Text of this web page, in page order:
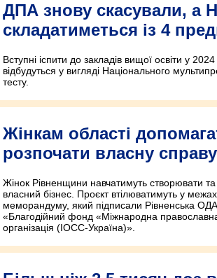
ДПА знову скасували, а
складатиметься із 4
Вступні іспити до закладів вищої освіти у
відбудуться у вигляді Національного
тесту.
Жінкам області
розпочати власну справу
Жінок Рівненщини навчатимуть створювати та
власний бізнес. Проєкт втілюватимуть у межах
меморандуму, який підписали Рівненська
«Благодійний фонд «Міжнародна
організація (ІОСС-Україна)».